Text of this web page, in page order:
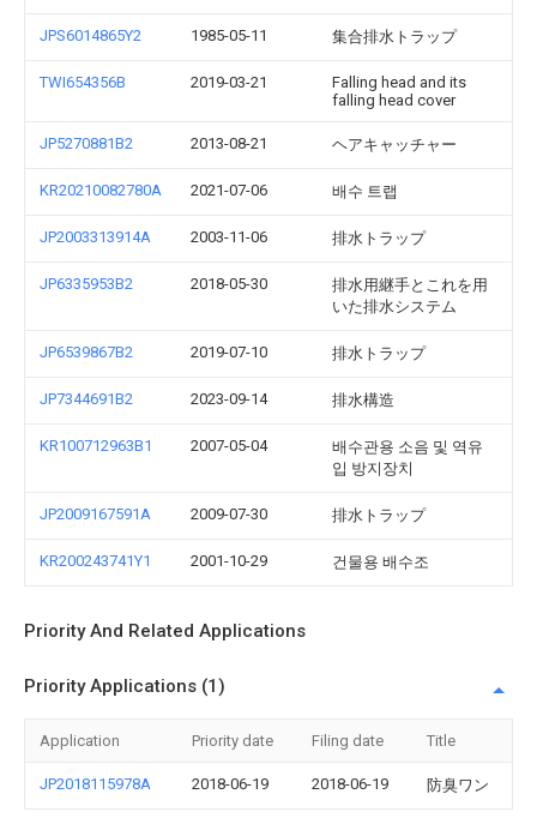
JPS6014865Y2 1985-05-11 集合排水トラップ
TWI654356B 2019-03-21
Falling head and its
falling head cover
JP5270881B2 2013-08-21 ヘアキャッチャー
KR20210082780A 2021-07-06 배수 트랩
JP2003313914A 2003-11-06 排水トラップ
JP6335953B2 2018-05-30
排水用継手とこれを用
いた排水システム
JP6539867B2 2019-07-10 排水トラップ
JP7344691B2 2023-09-14 排水構造
KR100712963B1 2007-05-04
배수관용 소음 및 역유
입 방지장치
JP2009167591A 2009-07-30 排水トラップ
KR200243741Y1 2001-10-29 건물용 배수조
Priority And Related Applications
Priority Applications (1)
Application Priority date Filing date Title
JP2018115978A 2018-06-19 2018-06-19 防臭ワン